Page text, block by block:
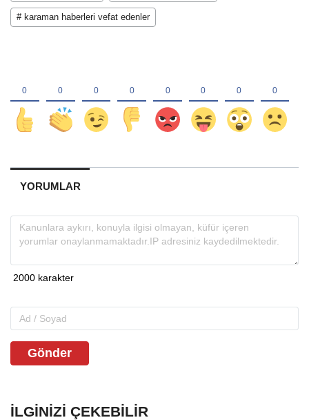
# karaman haberleri vefat edenler
YORUMLAR
Gönder
İLGINIZI ÇEKEBILIR